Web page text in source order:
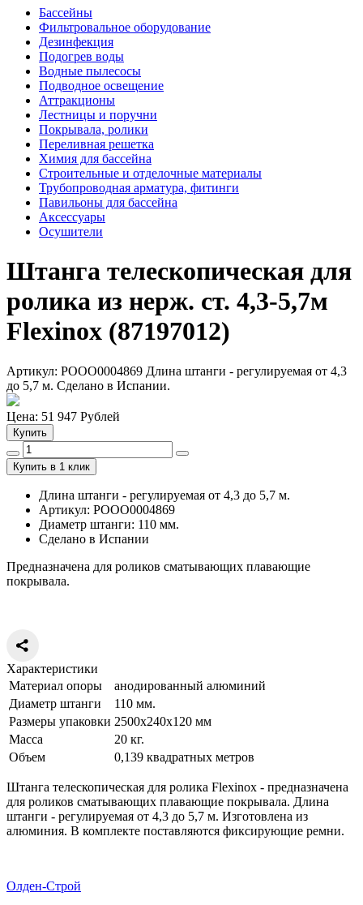
Бассейны
Фильтровальное оборудование
Дезинфекция
Подогрев воды
Водные пылесосы
Подводное освещение
Аттракционы
Лестницы и поручни
Покрывала, ролики
Переливная решетка
Химия для бассейна
Строительные и отделочные материалы
Трубопроводная арматура, фитинги
Павильоны для бассейна
Аксессуары
Осушители
Штанга телескопическая для
ролика из нерж. ст. 4,3-5,7м
Flexinox (87197012)
Артикул: РООО0004869 Длина штанги - регулируемая от 4,3
до 5,7 м. Сделано в Испании.
Цена: 51 947 Рублей
Купить
Купить в 1 клик
Длина штанги - регулируемая от 4,3 до 5,7 м.
Артикул: РООО0004869
Диаметр штанги: 110 мм.
Сделано в Испании
Предназначена для роликов сматывающих плавающие
покрывала.
Характеристики
Материал опоры
анодированный алюминий
Диаметр штанги
110 мм.
Размеры упаковки 2500x240x120 мм
Масса
20 кг.
Объем
0,139 квадратных метров
Штанга телескопическая для ролика Flexinox - предназначена
для роликов сматывающих плавающие покрывала. Длина
штанги - регулируемая от 4,3 до 5,7 м. Изготовлена из
алюминия. В комплекте поставляются фиксирующие ремни.
Олден-Строй